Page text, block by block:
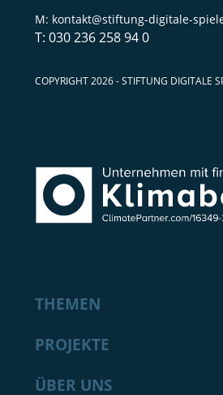
kontakt@stiftung-digitale-
030 236 258 94 0
COPYRIGHT 2026 - STIFTUNG DIGITALE
THEMEN
PROJEKTE
ÜBER UNS